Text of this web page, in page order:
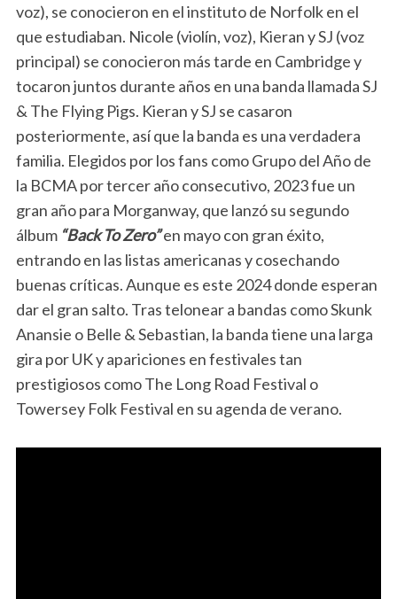
voz), se conocieron en el instituto de Norfolk en el
que estudiaban. Nicole (violín, voz), Kieran y SJ (voz
principal) se conocieron más tarde en Cambridge y
tocaron juntos durante años en una banda llamada SJ
& The Flying Pigs. Kieran y SJ se casaron
posteriormente, así que la banda es una verdadera
familia. Elegidos por los fans como Grupo del Año de
la BCMA por tercer año consecutivo, 2023 fue un
gran año para Morganway, que lanzó su segundo
álbum “Back To Zero”en mayo con gran éxito,
entrando en las listas americanas y cosechando
buenas críticas. Aunque es este 2024 donde esperan
dar el gran salto. Tras telonear a bandas como Skunk
Anansie o Belle & Sebastian, la banda tiene una larga
gira por UK y apariciones en festivales tan
prestigiosos como The Long Road Festival o
Towersey Folk Festival en su agenda de verano.